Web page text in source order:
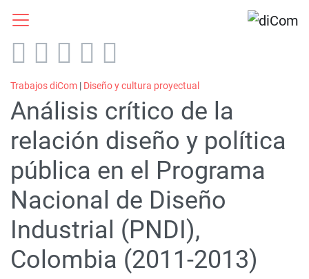
Trabajos diCom | Diseño y cultura proyectual
Análisis crítico de la
relación diseño y política
pública en el Programa
Nacional de Diseño
Industrial (PNDI),
Colombia (2011-2013)